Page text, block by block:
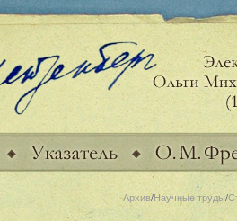
Архив/Научные труды/